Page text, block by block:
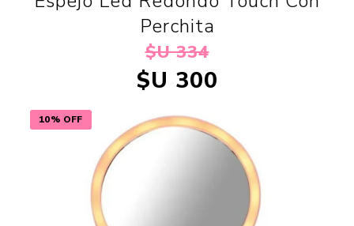
10% OFF
Perchita
$U 334
$U 300